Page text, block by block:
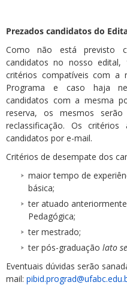
Prezados candidatos do
Como não está previsto
candidatos no nosso
critérios compatíveis com a
Programa e caso haja
candidatos com a mesma
reserva, os mesmos
reclassificação. Os
candidatos por e-mail.
Critérios de desempate dos
maior tempo de
básica;
ter atuado
Pedagógica;
ter mestrado;
ter pós-graduação lato
Eventuais dúvidas serão
mail: